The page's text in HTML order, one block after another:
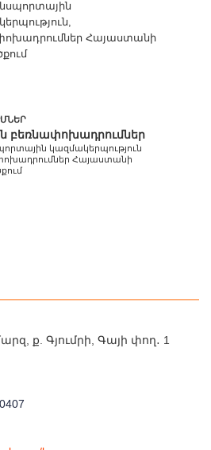
Հայաստանի
բեռնափոխադրումներ
կազմակերպություն
Հայաստանի
ք. Գյումրի, Գայի փող․ 1